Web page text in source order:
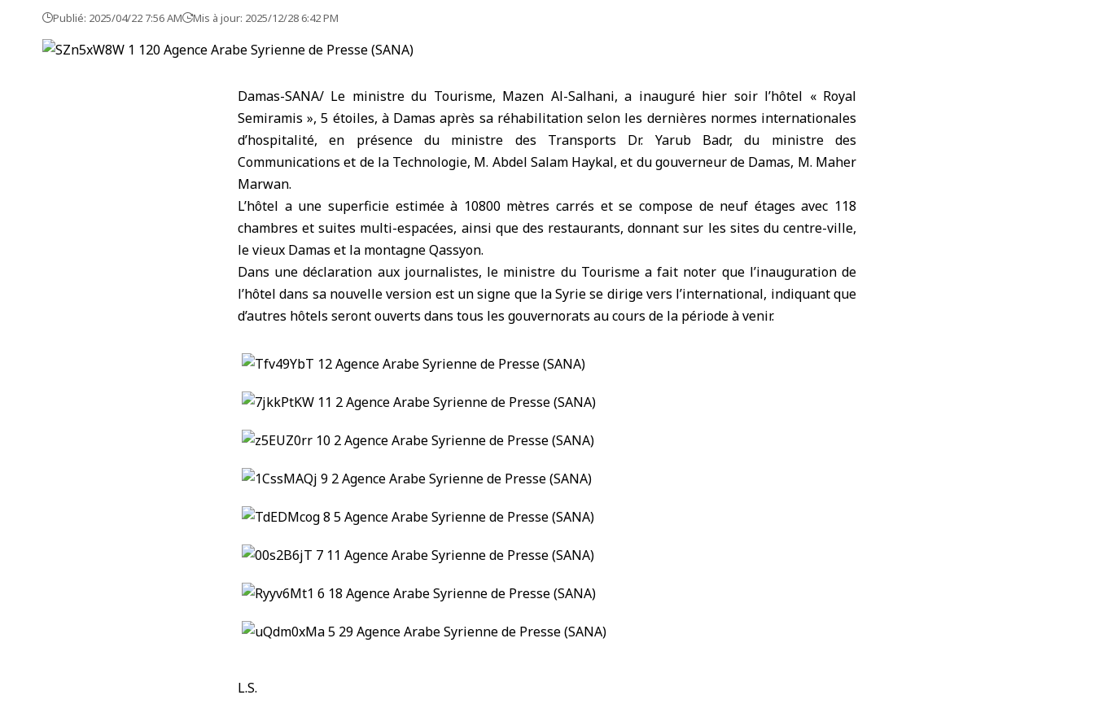
Publié: 2025/04/22 7:56 AM Mis à jour: 2025/12/28 6:42 PM
Damas-SANA/ ‏Le ministre du Tourisme, Mazen Al-Salhani, a inauguré hier soir l’hôtel « Royal
Semiramis », 5 étoiles, à Damas après sa réhabilitation selon les dernières normes internationales
d’hospitalité, en présence du ministre des Transports Dr. Yarub Badr, du ministre des
Communications et de la Technologie, M. Abdel Salam Haykal, et du gouverneur de Damas, M. Maher
Marwan.
L’hôtel a une superficie estimée à 10800 mètres carrés et se compose de neuf étages avec 118
chambres et suites multi-espacées, ainsi que des restaurants, donnant sur les sites du centre-ville,
le vieux Damas et la montagne Qassyon.
Dans une déclaration aux journalistes, le ministre du Tourisme a fait noter que l’inauguration de
l’hôtel dans sa nouvelle version est un signe que la Syrie se dirige vers l’international, indiquant que
d’autres hôtels seront ouverts dans tous les gouvernorats au cours de la période à venir.
L.S.